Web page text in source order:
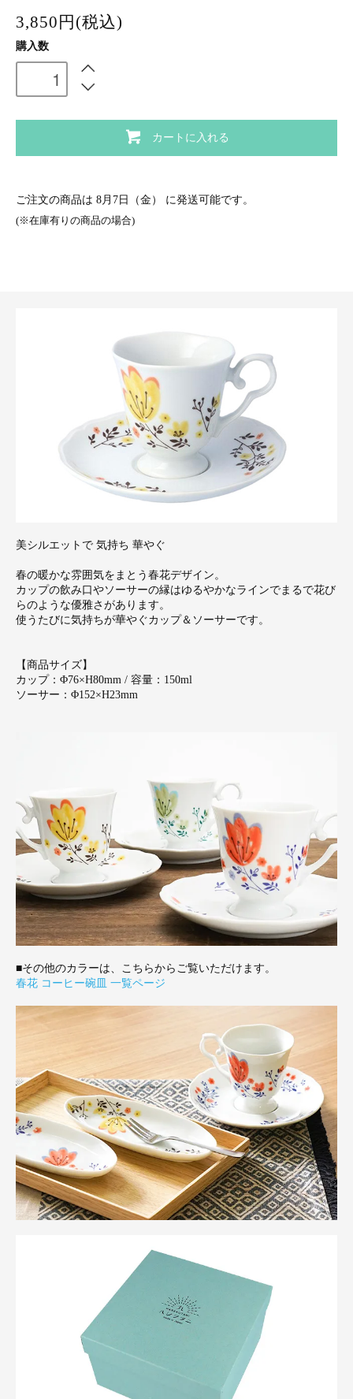
3,850円(税込)
購入数
カートに入れる
ご注文の商品は 8月7日（金） に発送可能です。
(※在庫有りの商品の場合)
美シルエットで 気持ち 華やぐ
春の暖かな雰囲気をまとう春花デザイン。
カップの飲み口やソーサーの縁はゆるやかなラインでまるで花び
らのような優雅さがあります。
使うたびに気持ちが華やぐカップ＆ソーサーです。
【商品サイズ】
カップ：Φ76×H80mm / 容量：150ml
ソーサー：Φ152×H23mm
■その他のカラーは、こちらからご覧いただけます。
春花 コーヒー碗皿 一覧ページ